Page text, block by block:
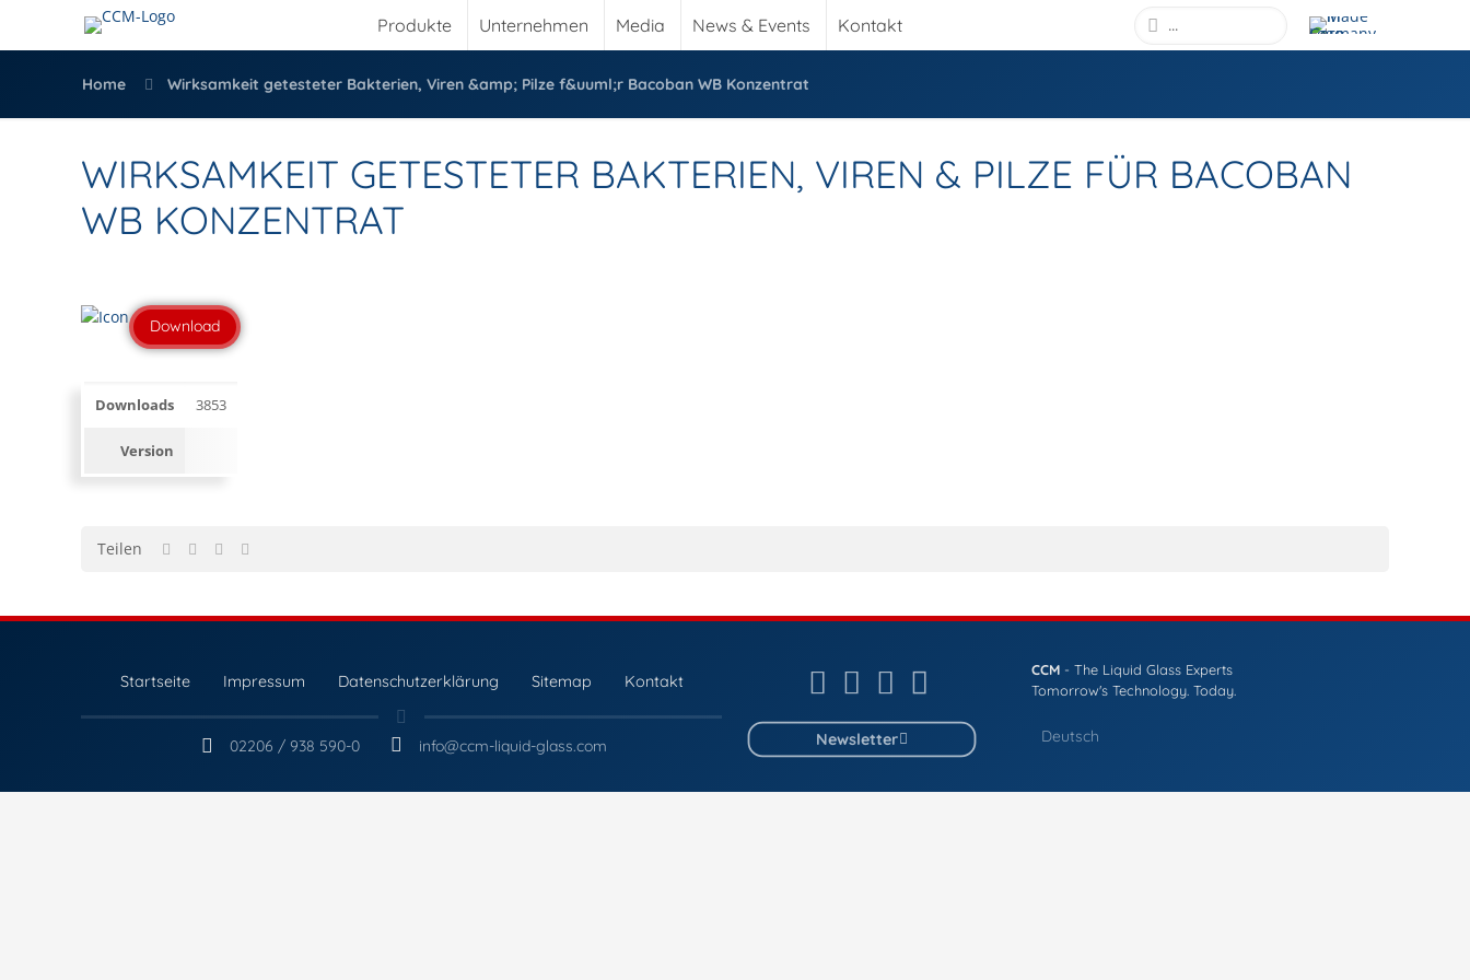
Produkte Unternehmen Media News & Events Kontakt
Home Wirksamkeit getesteter Bakterien, Viren &amp; Pilze f&uuml;r Bacoban WB Konzentrat
WIRKSAMKEIT GETESTETER BAKTERIEN, VIREN & PILZE FÜR BACOBAN
WB KONZENTRAT
Download
Downloads 3853
Version
Teilen
Startseite Impressum Datenschutzerklärung Sitemap Kontakt
02206 / 938 590-0 info@ccm-liquid-glass.com Newsletter
CCM - The Liquid Glass Experts
Tomorrow's Technology. Today.
Deutsch